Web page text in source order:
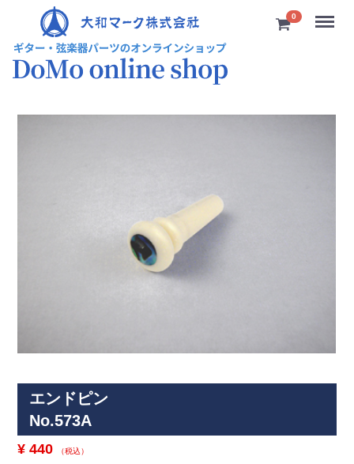
0 Menu
エンドピン
No.573A
¥ 440 （税込）